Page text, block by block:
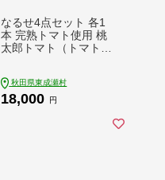
なるせ4点セット 各1
本 完熟トマト使用 桃
太郎トマト（トマトピ
だれ、トマトドレッシ
ング）
秋田県東成瀬村
18,000 円